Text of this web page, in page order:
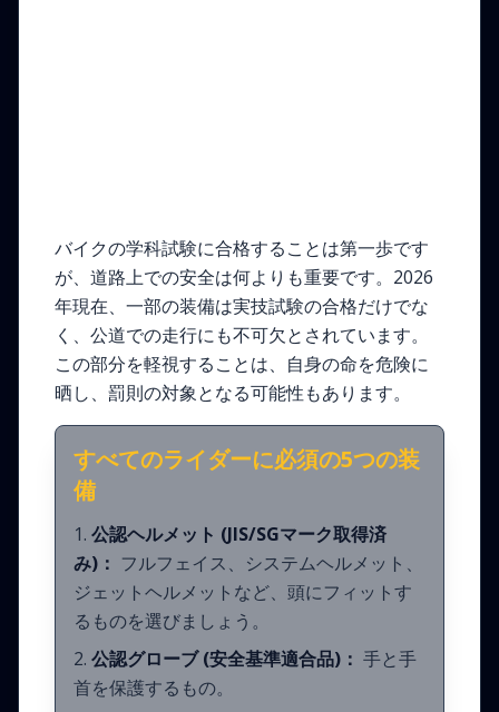
バイクの学科試験に合格することは第一歩です
が、道路上での安全は何よりも重要です。2026
年現在、一部の装備は実技試験の合格だけでな
く、公道での走行にも不可欠とされています。
この部分を軽視することは、自身の命を危険に
晒し、罰則の対象となる可能性もあります。
すべてのライダーに必須の5つの装
備
公認ヘルメット (JIS/SGマーク取得済
み)： フルフェイス、システムヘルメット、
ジェットヘルメットなど、頭にフィットす
るものを選びましょう。
公認グローブ (安全基準適合品)： 手と手
首を保護するもの。